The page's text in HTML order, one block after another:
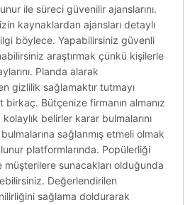
ile süreci güvenilir ajanslarını.
kaynaklardan ajansları detaylı
böylece. Yapabilirsiniz güvenli
araştırmak çünkü kişilerle
Planda alarak
gizlilik sağlamaktır tutmayı
birkaç. Bütçenize firmanın almanız
belirler karar bulmalarını
sağlanmış etmeli olmak
platformlarında. Popülerliği
müşterilere sunacakları olduğunda
Değerlendirilen
sağlama doldurarak